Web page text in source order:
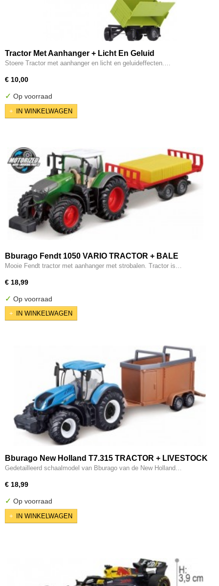
Tractor Met Aanhanger + Licht En Geluid
Stoere Tractor met aanhanger en licht en geluideffecten.…
€ 10,00
✓ Op voorraad
IN WINKELWAGEN
Bburago Fendt 1050 VARIO TRACTOR + BALE
TRAILER
Mooie Fendt tractor met aanhanger met strobalen. Tractor is…
€ 18,99
✓ Op voorraad
IN WINKELWAGEN
Bburago New Holland T7.315 TRACTOR + LIVESTOCK
FORWARDER blauw/bruin schaalmodel 10 CM
Gedetailleerd schaalmodel van Bburago van de New Holland…
€ 18,99
✓ Op voorraad
IN WINKELWAGEN